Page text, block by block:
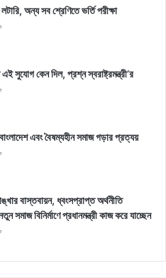
অন্য সব শ্রেণিতে ভর্তি পরীক্ষা
এই সুযোগ কেন দিল, প্রশ্ন স্বরাষ্ট্রমন্ত্রী’র
এবং বৈষম্যহীন সমাজ গড়ার প্রত্যয়
বাস্তবায়ন, ধ্বংসপ্রাপ্ত অর্থনীতি
সমাজ বিনির্মাণে প্রধানমন্ত্রী কাজ করে যাচ্ছেন